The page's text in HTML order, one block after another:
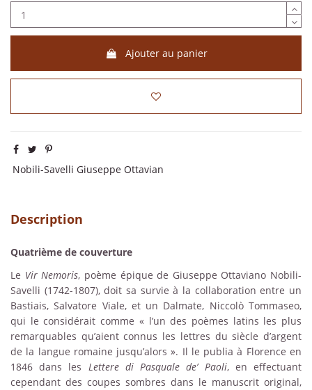
Ajouter au panier
Nobili-Savelli Giuseppe Ottavian
Description
Quatrième de couverture
Le Vir Nemoris, poème épique de Giuseppe Ottaviano Nobili-
Savelli (1742-1807), doit sa survie à la collaboration entre un
Bastiais, Salvatore Viale, et un Dalmate, Niccolò Tommaseo,
qui le considérait comme « l’un des poèmes latins les plus
remarquables qu’aient connus les lettres du siècle d’argent
de la langue romaine jusqu’alors ». Il le publia à Florence en
1846 dans les Lettere di Pasquale de’ Paoli, en effectuant
cependant des coupes sombres dans le manuscrit original,